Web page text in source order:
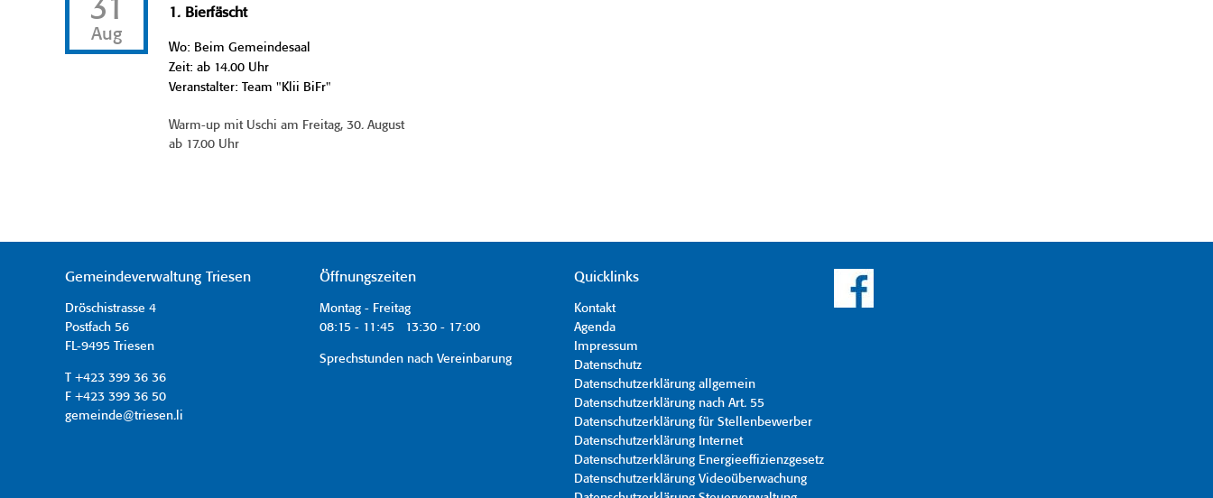
31
Aug
1. Bierfäscht
Wo: Beim Gemeindesaal
Zeit: ab 14.00 Uhr
Veranstalter: Team "Klii BiFr"
Warm-up mit Uschi am Freitag, 30. August
ab 17.00 Uhr
Gemeindeverwaltung Triesen
Dröschistrasse 4
Postfach 56
FL-9495 Triesen
T +423 399 36 36
F +423 399 36 50
gemeinde@triesen.li
Öffnungszeiten
Montag - Freitag
08:15 - 11:45 13:30 - 17:00
Sprechstunden nach Vereinbarung
Quicklinks
Kontakt
Agenda
Impressum
Datenschutz
Datenschutzerklärung allgemein
Datenschutzerklärung nach Art. 55
Datenschutzerklärung für Stellenbewerber
Datenschutzerklärung Internet
Datenschutzerklärung Energieeffizienzgesetz
Datenschutzerklärung Videoüberwachung